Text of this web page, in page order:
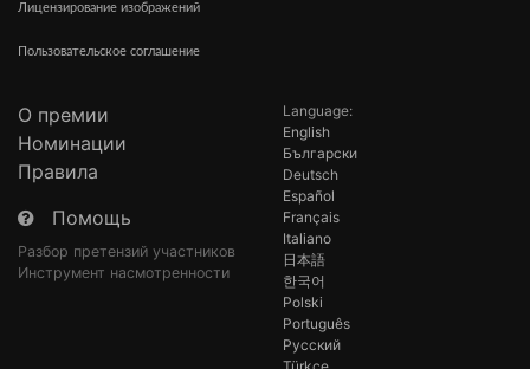
Лицензирование изображений
Пользовательское соглашение
О премии
Номинации
Правила
Помощь
Разбор претензий участников
Инструмент насмотренности
Language:
English
Български
Deutsch
Español
Français
Italiano
日本語
한국어
Polski
Português
Русский